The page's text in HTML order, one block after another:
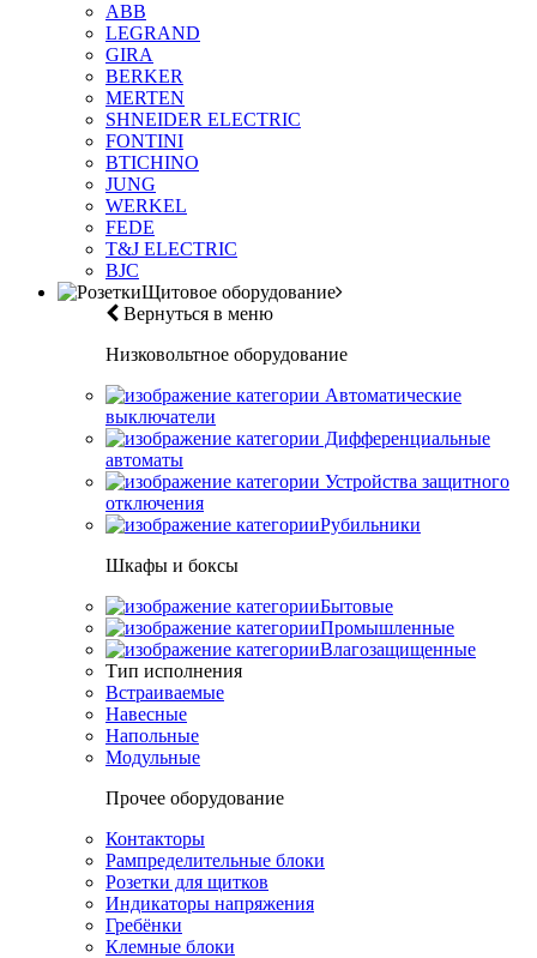
ABB
LEGRAND
GIRA
BERKER
MERTEN
SHNEIDER ELECTRIC
FONTINI
BTICHINO
JUNG
WERKEL
FEDE
T&J ELECTRIC
BJC
Щитовое оборудование
Вернуться в меню
Низковольтное оборудование
Автоматические
выключатели
Дифференциальные
автоматы
Устройства защитного
отключения
Рубильники
Шкафы и боксы
Бытовые
Промышленные
Влагозащищенные
Тип исполнения
Встраиваемые
Навесные
Напольные
Модульные
Прочее оборудование
Контакторы
Рампределительные блоки
Розетки для щитков
Индикаторы напряжения
Гребёнки
Клемные блоки